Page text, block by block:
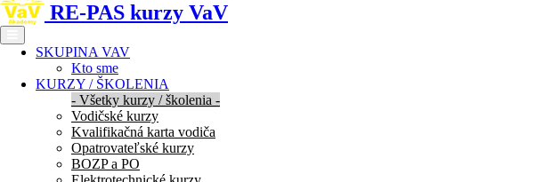
RE-PAS kurzy VaV
SKUPINA VAV
Kto sme
KURZY / ŠKOLENIA
- Všetky kurzy / školenia -
Vodičské kurzy
Kvalifikačná karta vodiča
Opatrovateľské kurzy
BOZP a PO